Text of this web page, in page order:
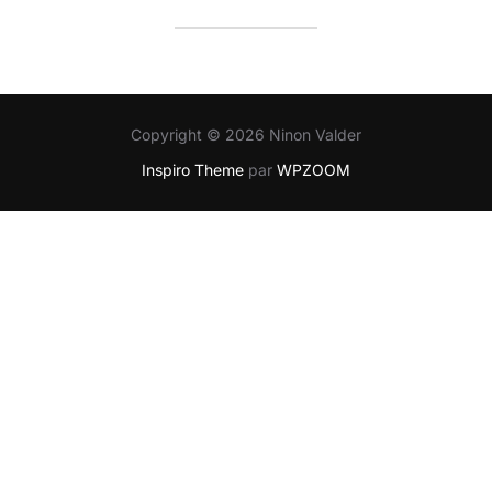
Copyright © 2026 Ninon Valder
Inspiro Theme par WPZOOM